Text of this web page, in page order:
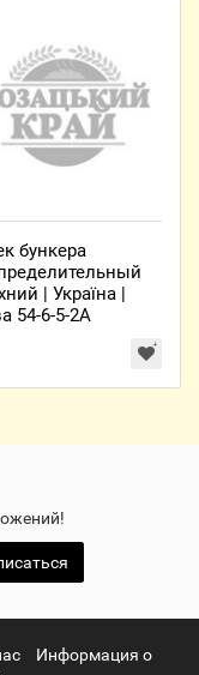
бункера
| Україна |
54-6-5-2А
Информация о